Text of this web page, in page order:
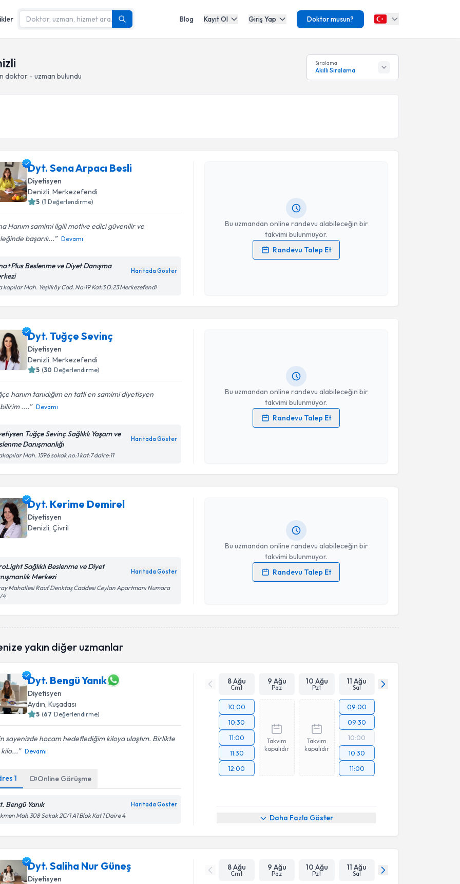
Blog Kayıt Ol Giriş Yap Doktor musun?
doktor - uzman bulundu
Sıralama
Akıllı Sıralama
Dyt. Sena Arpacı Besli
Diyetisyen
Denizli, Merkezefendi
5 (1 Değerlendirme)
Hanım samimi ilgili motive edici güvenilir ve
başarılı...
Devamı
Beslenme ve Diyet Danışma
Haritada Göster
kapılar Mah. Yeşilköy Cad. No:19 Kat:3 D:23 Merkezefendi
Bu uzmandan online randevu alabileceğin bir
takvimi bulunmuyor.
Randevu Talep Et
Kişisel verilerimin işlenmesine ilişkinAydınlatma Metni
Dyt. Tuğçe Sevinç
Diyetisyen
Denizli, Merkezefendi
5 (30 Değerlendirme)
hanım tanıdığım en tatli en samimi diyetisyen
....
Devamı
Tuğçe Sevinç Sağlıklı Yaşam ve
Danışmanlığı
Haritada Göster
Mah. 1596 sokak no:1 kat:7 daire:11
Bu uzmandan online randevu alabileceğin bir
takvimi bulunmuyor.
Randevu Talep Et
Kişisel verilerimin işlenmesine ilişkinAydınlatma Metni
Dyt. Kerime Demirel
Diyetisyen
Denizli, Çivril
Sağlıklı Beslenme ve Diyet
Merkezi
Haritada Göster
Mahallesi Rauf Denktaş Caddesi Ceylan Apartmanı Numara
4
Bu uzmandan online randevu alabileceğin bir
takvimi bulunmuyor.
Randevu Talep Et
Kişisel verilerimin işlenmesine ilişkinAydınlatma Metni
yakın diğer uzmanlar
Dyt. Bengü Yanık
Diyetisyen
Aydın, Kuşadası
5 (67 Değerlendirme)
sayenizde hocam hedeflediğim kiloya ulaştım. Birlikte
Devamı
1 Online Görüşme
Bengü Yanık Haritada Göster
Mah 308 Sokak 2C/1 A1 Blok Kat 1 Daire 4
8 Ağu
Cmt
9 Ağu
Paz
10 Ağu
Pzt
11 Ağu
Sal
10:00
10:30
11:00
11:30
12:00
Takvim
kapalıdır
Takvim
kapalıdır
09:00
09:30
10:00
10:30
11:00
Daha Fazla Göster
Dyt. Saliha Nur Güneş
Diyetisyen
8 Ağu
Cmt
9 Ağu
Paz
10 Ağu
Pzt
11 Ağu
Sal